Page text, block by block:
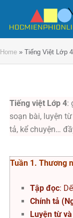
Home » Tiếng Việt Lớp 4
Tiếng việt Lớp 4:
soạn bài, luyện
tả, kể chuyện…
Tuần 1. Thương
Tập đọc:
Chính tả
Luyện từ